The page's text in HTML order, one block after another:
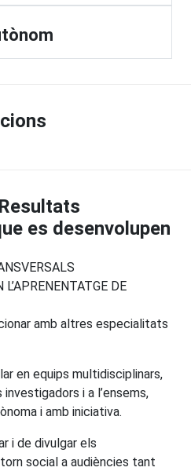
es desenvolupen
DE
amb altres especialitats
en equips multidisciplinars,
i a l’ensems,
i amb iniciativa.
i de divulgar els
social a audiències tant